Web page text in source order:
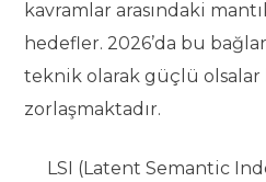
kavramlar arasındaki
hedefler. 2026’da bu
teknik olarak güçlü olsalar
zorlaşmaktadır.
LSI (Latent Semantic